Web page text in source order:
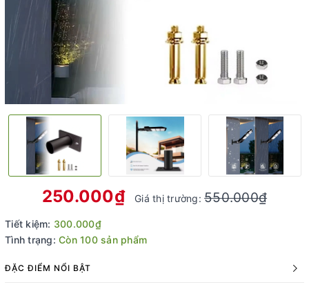
250.000₫ Giá thị trường:550.000₫
Tiết kiệm: 300.000₫
Tình trạng: Còn 100 sản phẩm
ĐẶC ĐIỂM NỔI BẬT